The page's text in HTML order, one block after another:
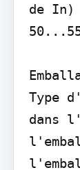
de In)
Type
dans